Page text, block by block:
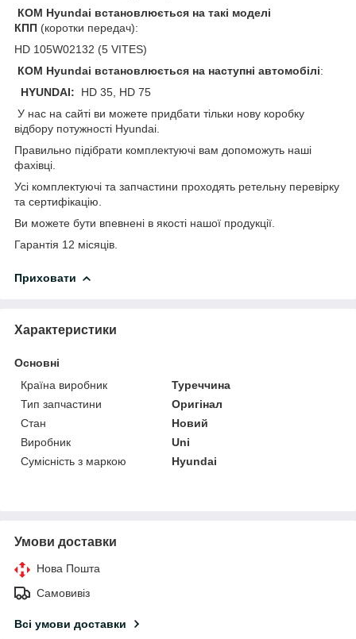
КОМ Hyundai встановлюється на такі моделі
КПП (коротки передач):
HD 105W02132 (5 VITES)
КОМ Hyundai встановлюється на наступні автомобілі:
HYUNDAI:
HD 35, HD 75
У нас на сайті ви можете придбати тільки нову коробку
відбору потужності Hyundai.
Правильно підібрати комплектуючі вам допоможуть наші
фахівці.
Усі комплектуючі та запчастини проходять ретельну перевірку
та сертифікацію.
Ви можете бути впевнені в якості нашої продукції.
Гарантія 12 місяців.
Приховати
Характеристики
Основні
Країна виробник
Туреччина
Тип запчастини
Оригінал
Стан
Новий
Виробник
Uni
Сумісність з маркою
Hyundai
Умови доставки
Нова Пошта
Самовивіз
Всі умови доставки